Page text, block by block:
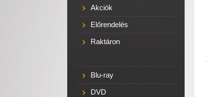
Akciók
Előrendelés
Raktáron
Blu-ray
DVD